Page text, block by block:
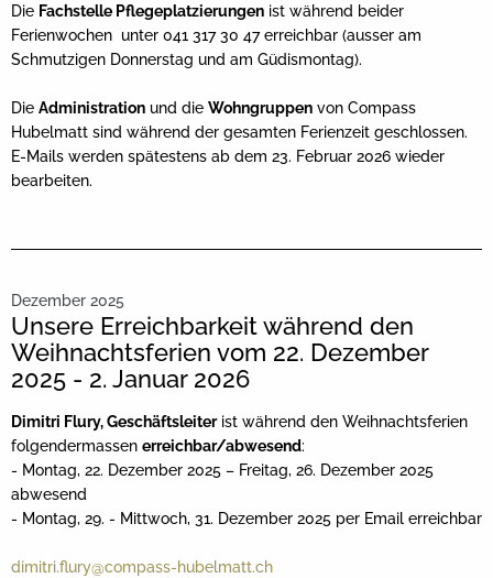
Die Fachstelle Pflegeplatzierungen ist während beider
Ferienwochen unter 041 317 30 47 erreichbar (ausser am
Schmutzigen Donnerstag und am Güdismontag).
Die Administration und die Wohngruppen von Compass
Hubelmatt sind während der gesamten Ferienzeit geschlossen.
E-Mails werden spätestens ab dem 23. Februar 2026 wieder
bearbeiten.
Dezember 2025
Unsere Erreichbarkeit während den
Weihnachtsferien vom 22. Dezember
2025 - 2. Januar 2026
Dimitri Flury, Geschäftsleiterist während den Weihnachtsferien
folgendermassen erreichbar/abwesend:
- Montag, 22. Dezember 2025 – Freitag, 26. Dezember 2025
abwesend
- Montag, 29. - Mittwoch, 31. Dezember 2025 per Email erreichbar
dimitri.flury@compass-hubelmatt.ch